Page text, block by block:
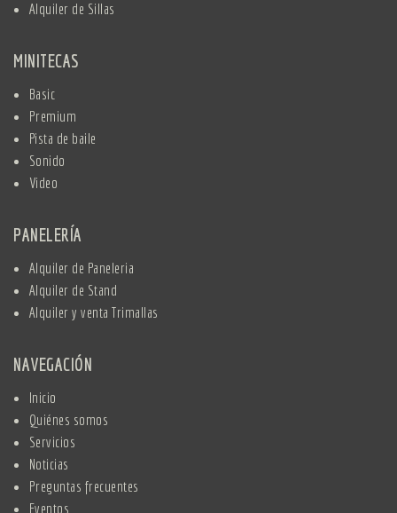
Alquiler de Sillas
MINITECAS
Basic
Premium
Pista de baile
Sonido
Video
PANELERÍA
Alquiler de Paneleria
Alquiler de Stand
Alquiler y venta Trimallas
NAVEGACIÓN
Inicio
Quiénes somos
Servicios
Noticias
Preguntas frecuentes
Eventos